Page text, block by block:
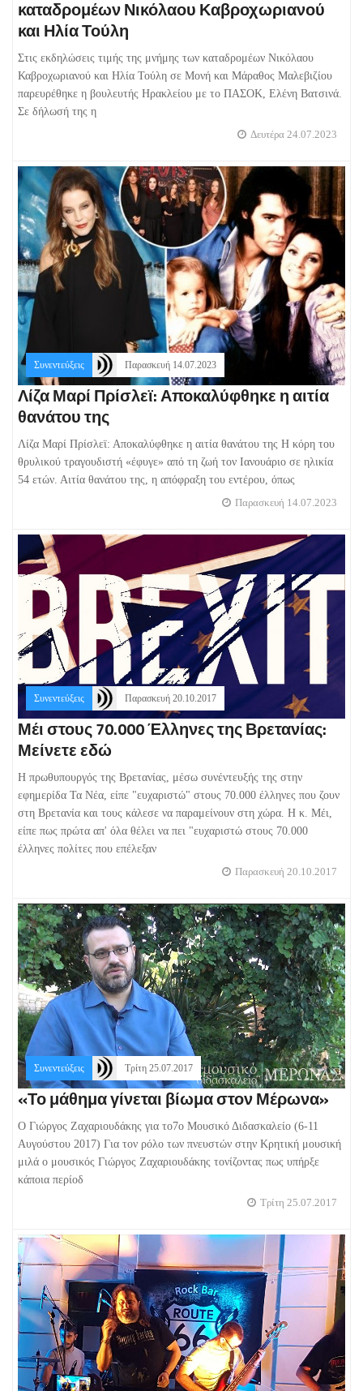
καταδρομέων Νικόλαου Καβροχωριανού
και Ηλία Τούλη
Στις εκδηλώσεις τιμής της μνήμης των καταδρομέων Νικόλαου
Καβροχωριανού και Ηλία Τούλη σε Μονή και Μάραθος Μαλεβιζίου
παρευρέθηκε η βουλευτής Ηρακλείου με το ΠΑΣΟΚ, Ελένη Βατσινά.
Σε δήλωσή της η
Δευτέρα 24.07.2023
Συνεντεύξεις Παρασκευή 14.07.2023
Λίζα Μαρί Πρίσλεϊ: Αποκαλύφθηκε η αιτία
θανάτου της
Λίζα Μαρί Πρίσλεϊ: Αποκαλύφθηκε η αιτία θανάτου της Η κόρη του
θρυλικού τραγουδιστή «έφυγε» από τη ζωή τον Ιανουάριο σε ηλικία
54 ετών. Αιτία θανάτου της, η απόφραξη του εντέρου, όπως
Παρασκευή 14.07.2023
Συνεντεύξεις Παρασκευή 20.10.2017
Μέι στους 70.000 Έλληνες της Βρετανίας:
Μείνετε εδώ
Η πρωθυπουργός της Βρετανίας, μέσω συνέντευξής της στην
εφημερίδα Τα Νέα, είπε "ευχαριστώ" στους 70.000 έλληνες που ζουν
στη Βρετανία και τους κάλεσε να παραμείνουν στη χώρα. Η κ. Μέι,
είπε πως πρώτα απ' όλα θέλει να πει "ευχαριστώ στους 70.000
έλληνες πολίτες που επέλεξαν
Παρασκευή 20.10.2017
Συνεντεύξεις Τρίτη 25.07.2017
«Το μάθημα γίνεται βίωμα στον Μέρωνα»
Ο Γιώργος Ζαχαριουδάκης για το7ο Μουσικό Διδασκαλείο (6-11
Αυγούστου 2017) Για τον ρόλο των πνευστών στην Kρητική μουσική
μιλά ο μουσικός Γιώργος Ζαχαριουδάκης τονίζοντας πως υπήρξε
κάποια περίοδ
Τρίτη 25.07.2017